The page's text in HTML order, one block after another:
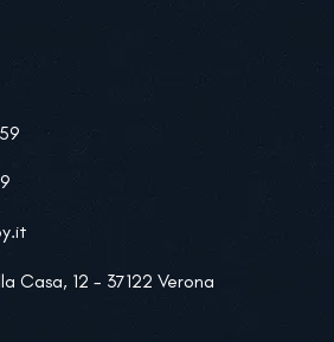
Casa, 12 - 37122 Verona